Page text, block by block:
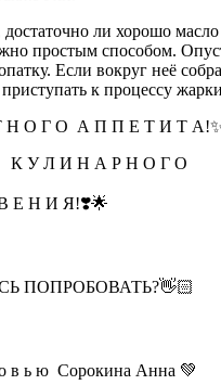
ли хорошо масло
простым способом.
Если вокруг неё
к процессу
Н О Г О А П П Е Т И Т
У Л И Н А Р Н О Г О
Е Н И Я!❣️🌟
ПОПРОБОВАТЬ?👋🏻
ь ю Сорокина Анна 💚